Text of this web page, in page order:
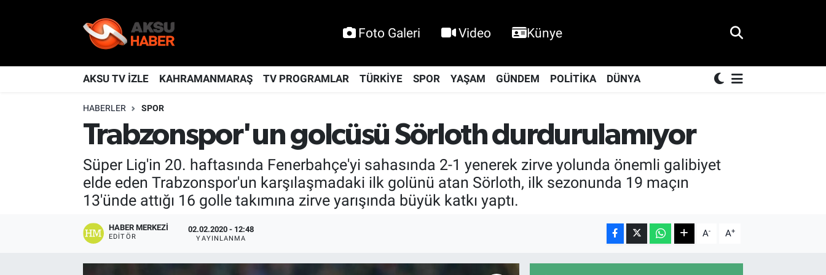
Foto Galeri Video Künye
AKSU TV İZLE KAHRAMANMARAŞ TV PROGRAMLAR TÜRKİYE SPOR YAŞAM GÜNDEM POLİTİKA DÜNYA
HABERLER SPOR
Trabzonspor'un golcüsü Sörloth durdurulamıyor
Süper Lig'in 20. haftasında Fenerbahçe'yi sahasında 2-1 yenerek zirve yolunda önemli galibiyet
elde eden Trabzonspor'un karşılaşmadaki ilk golünü atan Sörloth, ilk sezonunda 19 maçın
13'ünde attığı 16 golle takımına zirve yarışında büyük katkı yaptı.
HABER MERKEZI
EDITÖR
02.02.2020 - 12:48
YAYINLANMA A- A+
KAHRAMANMARAŞ
Nöbetçi Eczaneler
Hava Durumu
Kahramanmaraş Namaz Vakitleri
TFF 2.Lig Kırmızı Grup Puan Durumu ve Fikstür
Tüm Manşetler
Son Dakika Haberleri
Haber Arşivi